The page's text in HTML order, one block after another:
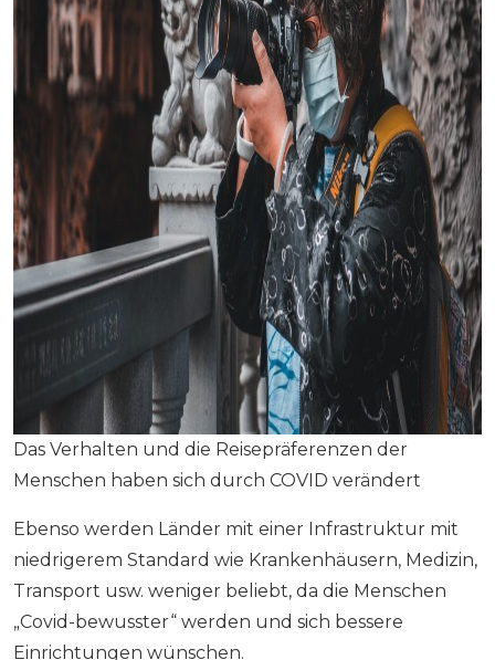
Das Verhalten und die Reisepräferenzen der
Menschen haben sich durch COVID verändert
Ebenso werden Länder mit einer Infrastruktur mit
niedrigerem Standard wie Krankenhäusern, Medizin,
Transport usw. weniger beliebt, da die Menschen
„Covid-bewusster“ werden und sich bessere
Einrichtungen wünschen.